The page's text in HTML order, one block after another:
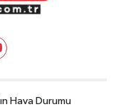
Hava Durumu